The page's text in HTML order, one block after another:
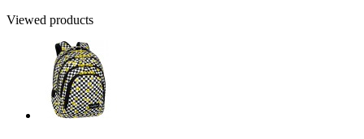
Viewed products